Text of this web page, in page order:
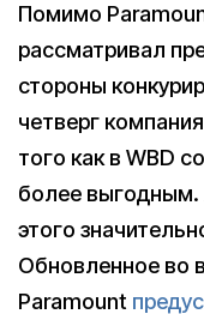
Помимо
рассматривал
стороны
четверг компания
того как в WBD
более выгодным.
этого
Обновленное во
Paramount